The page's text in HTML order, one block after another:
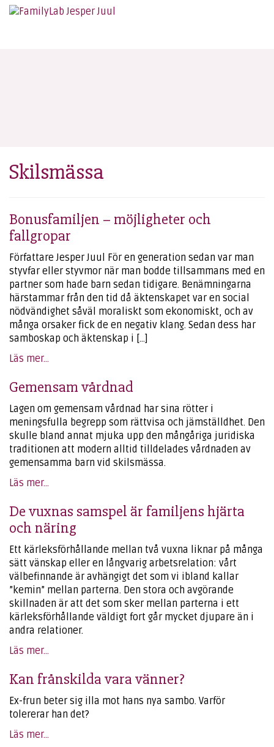
Skilsmässa
Bonusfamiljen – möjligheter och
fallgropar
Författare Jesper Juul För en generation sedan var man
styvfar eller styvmor när man bodde tillsammans med en
partner som hade barn sedan tidigare. Benämningarna
härstammar från den tid då äktenskapet var en social
nödvändighet såväl moraliskt som ekonomiskt, och av
många orsaker fick de en negativ klang. Sedan dess har
samboskap och äktenskap i […]
Läs mer...
Gemensam vårdnad
Lagen om gemensam vårdnad har sina rötter i
meningsfulla begrepp som rättvisa och jämställdhet. Den
skulle bland annat mjuka upp den mångåriga juridiska
traditionen att modern alltid tilldelades vårdnaden av
gemensamma barn vid skilsmässa.
Läs mer...
De vuxnas samspel är familjens hjärta
och näring
Ett kärleksförhållande mellan två vuxna liknar på många
sätt vänskap eller en långvarig arbetsrelation: vårt
välbefinnande är avhängigt det som vi ibland kallar
”kemin” mellan parterna. Den stora och avgörande
skillnaden är att det som sker mellan parterna i ett
kärleksförhållande väldigt fort går mycket djupare än i
andra relationer.
Läs mer...
Kan frånskilda vara vänner?
Ex-frun beter sig illa mot hans nya sambo. Varför
tolererar han det?
Läs mer...